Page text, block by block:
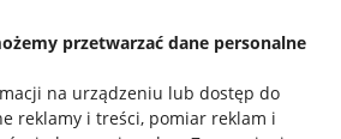
przetwarzać dane personalne
na urządzeniu lub dostęp do
reklamy i treści, pomiar reklam i